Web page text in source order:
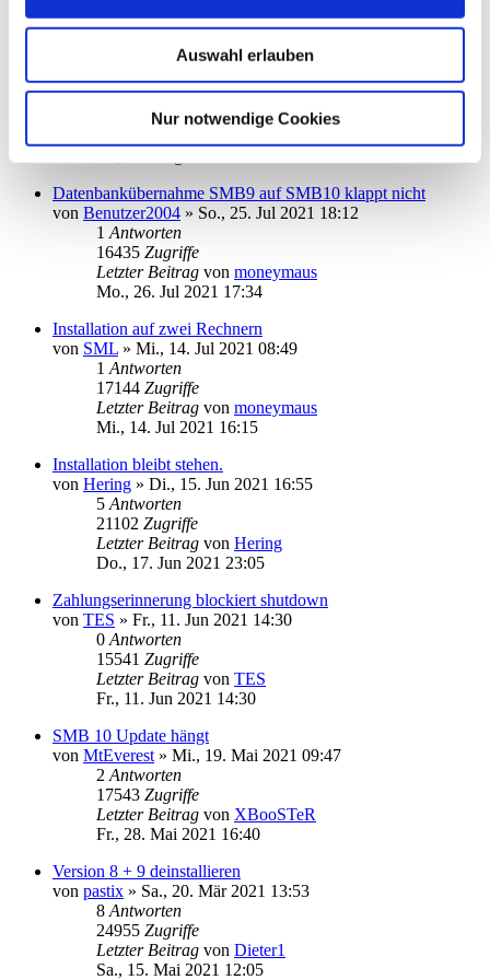
Auswahl erlauben
Nur notwendige Cookies
DKB-TAN2go
2
16Antworten
Zugriffe
Datenbankübernahme SMB9 auf SMB10 klappt nicht
von Benutzer2004 » So., 25. Jul 2021 18:12
1 Antworten
16435 Zugriffe
Letzter Beitrag von moneymaus
Mo., 26. Jul 2021 17:34
Installation auf zwei Rechnern
von SML » Mi., 14. Jul 2021 08:49
1 Antworten
17144 Zugriffe
Letzter Beitrag von moneymaus
Mi., 14. Jul 2021 16:15
Installation bleibt stehen.
von Hering » Di., 15. Jun 2021 16:55
5 Antworten
21102 Zugriffe
Letzter Beitrag von Hering
Do., 17. Jun 2021 23:05
Zahlungserinnerung blockiert shutdown
von TES » Fr., 11. Jun 2021 14:30
0 Antworten
15541 Zugriffe
Letzter Beitrag von TES
Fr., 11. Jun 2021 14:30
SMB 10 Update hängt
von MtEverest » Mi., 19. Mai 2021 09:47
2 Antworten
17543 Zugriffe
Letzter Beitrag von XBooSTeR
Fr., 28. Mai 2021 16:40
Version 8 + 9 deinstallieren
von pastix » Sa., 20. Mär 2021 13:53
8 Antworten
24955 Zugriffe
Letzter Beitrag von Dieter1
Sa., 15. Mai 2021 12:05